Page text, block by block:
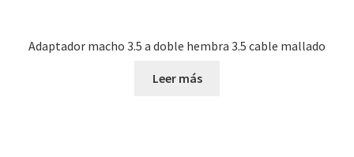
Adaptador macho 3.5 a doble hembra 3.5 cable mallado
Leer más